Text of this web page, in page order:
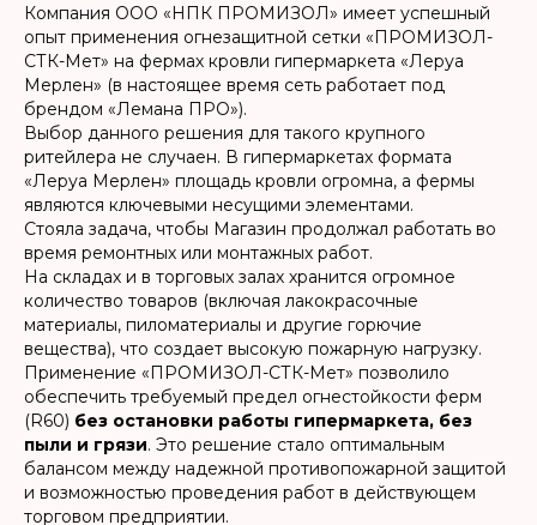
Компания ООО «НПК ПРОМИЗОЛ» имеет успешный
опыт применения огнезащитной сетки «ПРОМИЗОЛ-
СТК-Мет» на фермах кровли гипермаркета «Леруа
Мерлен» (в настоящее время сеть работает под
брендом «Лемана ПРО»).
Выбор данного решения для такого крупного
ритейлера не случаен. В гипермаркетах формата
«Леруа Мерлен» площадь кровли огромна, а фермы
являются ключевыми несущими элементами.
Стояла задача, чтобы Магазин продолжал работать во
время ремонтных или монтажных работ.
На складах и в торговых залах хранится огромное
количество товаров (включая лакокрасочные
материалы, пиломатериалы и другие горючие
вещества), что создает высокую пожарную нагрузку.
Применение «ПРОМИЗОЛ-СТК-Мет» позволило
обеспечить требуемый предел огнестойкости ферм
(R60) без остановки работы гипермаркета, без
пыли и грязи. Это решение стало оптимальным
балансом между надежной противопожарной защитой
и возможностью проведения работ в действующем
торговом предприятии.